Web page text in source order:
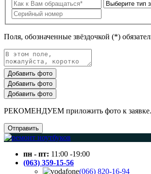
Поля, обозначенные звёздочкой (*)
Добавить фото
Добавить фото
Добавить фото
РЕКОМЕНДУЕМ приложить фото к заявке.
Отправить
пн - пт: 11:00 -19:00
(063) 359-15-56
(066) 820-16-94